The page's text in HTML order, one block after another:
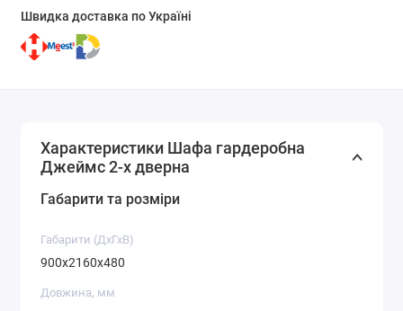
Швидка доставка по Україні
Характеристики Шафа гардеробна
Джеймс 2-х дверна
Габарити та розміри
Габарити (ДхГхВ)
900x2160x480
Довжина, мм